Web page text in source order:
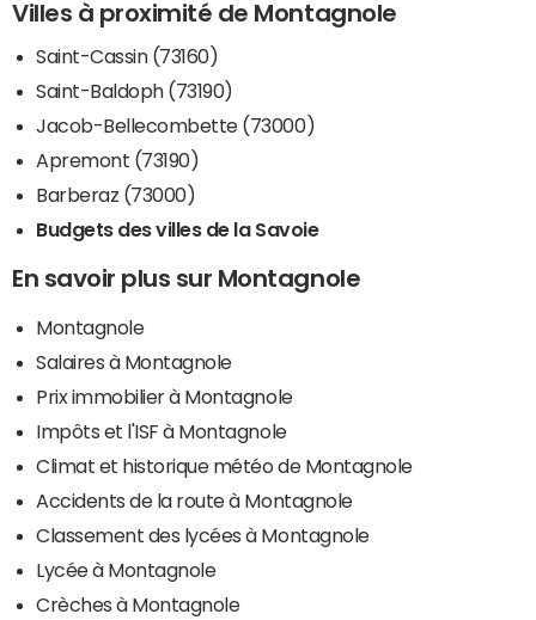
Villes à proximité de Montagnole
Saint-Cassin (73160)
Saint-Baldoph (73190)
Jacob-Bellecombette (73000)
Apremont (73190)
Barberaz (73000)
Budgets des villes de la Savoie
En savoir plus sur Montagnole
Montagnole
Salaires à Montagnole
Prix immobilier à Montagnole
Impôts et l'ISF à Montagnole
Climat et historique météo de Montagnole
Accidents de la route à Montagnole
Classement des lycées à Montagnole
Lycée à Montagnole
Crèches à Montagnole